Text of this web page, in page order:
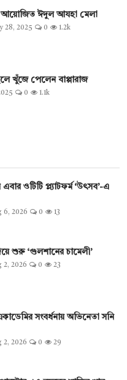
আয়োজিত ঈদুল আযহা মেলা
28, 2025 0 1.2k
খুঁজে পেলেন বাপ্পারাজ
0 1.1k
ওটিটি প্ল্যাটফর্ম ‘উৎসব’-এ
6, 2026 0 13
শুরু ‘গুলশানের চামেলী’
2, 2026 0 23
সংবর্ধনায় অভিনেতা সনি
2, 2026 0 29